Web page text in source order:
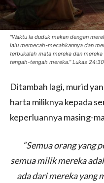
“Waktu Ia duduk makan dengan
lalu memecah-mecahkannya dan
terbukalah mata mereka dan
tengah-tengah mereka.” ‭‭Lukas‬
Ditambah lagi, murid
harta miliknya kepada
keperluannya masing-
“Semua orang yang
semua milik mereka
ada dari mereka yang